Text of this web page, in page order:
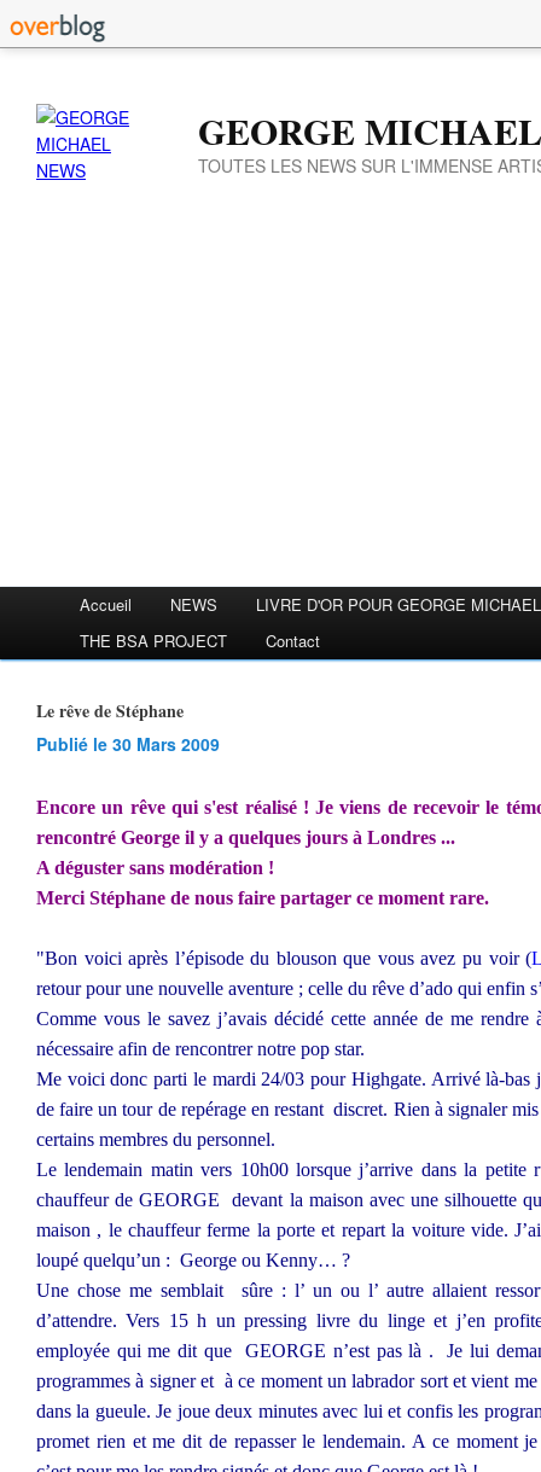
GEORGE
TOUTES LES NEWS SUR L'IMMENSE
Accueil NEWS
LIVRE D'OR POUR GEORGE MICHAEL
THE BSA PROJECT
Contact
Le rêve de Stéphane
Publié le 30 Mars 2009
Encore un rêve qui s'est réalisé ! Je viens de recevoir le
rencontré George il y a quelques jours à Londres ...
A déguster sans modération !
Merci Stéphane de nous faire partager ce moment rare.
"Bon voici après l’épisode du blouson que vous avez pu voir (
retour pour une nouvelle aventure ; celle du rêve d’ado qui enfin
Comme vous le savez j’avais décidé cette année de me
nécessaire afin de rencontrer notre pop star.
Me voici donc parti le mardi 24/03 pour Highgate. Arrivé là-bas
de faire un tour de repérage en restant discret. Rien à signaler
certains membres du personnel.
Le lendemain matin vers 10h00 lorsque j’arrive dans la
chauffeur de GEORGE
devant la maison avec une silhouette
maison , le chauffeur ferme la porte et repart la voiture vide.
loupé quelqu’un : George ou Kenny… ?
Une chose me semblait
sûre : l’ un ou l’ autre allaient
d’attendre. Vers 15 h un pressing livre du linge et j’en
employée qui me dit que
GEORGE n’est pas là .
Je lui
programmes à signer et à ce moment un labrador sort et vient
dans la gueule. Je joue deux minutes avec lui et confis les
promet rien et me dit de repasser le lendemain. A ce moment